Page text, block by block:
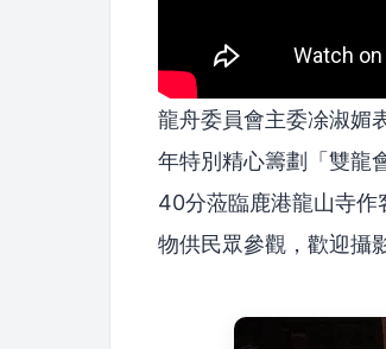
龍舟委員會主委凃淑媚
年特別精心籌劃「雙龍
40分蒞臨鹿港龍山寺作
物供民眾參觀，歡迎攝